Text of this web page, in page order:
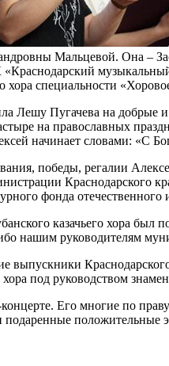
Мальцевой. Она –
музыкальный
хора специальности
Лешу Пугачева на добрые
на православных
начинает словами: «С
победы, регалии
Краснодарского
фонда
казачьего хора
нашим руководителям
выпускники
под руководством
Его многие по
подаренные положительные